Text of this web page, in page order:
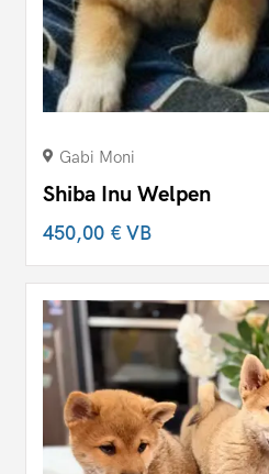
Gabi Moni
Shiba Inu Welpen
450,00 €VB